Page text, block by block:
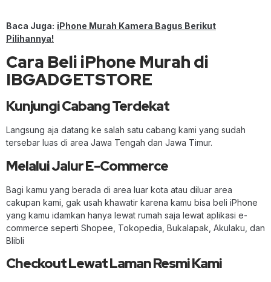
Baca Juga: iPhone Murah Kamera Bagus Berikut
Pilihannya!
Cara Beli iPhone Murah di
IBGADGETSTORE
Kunjungi Cabang Terdekat
Langsung aja datang ke salah satu cabang kami yang sudah
tersebar luas di area Jawa Tengah dan Jawa Timur.
Melalui Jalur E-Commerce
Bagi kamu yang berada di area luar kota atau diluar area
cakupan kami, gak usah khawatir karena kamu bisa beli iPhone
yang kamu idamkan hanya lewat rumah saja lewat aplikasi e-
commerce seperti Shopee, Tokopedia, Bukalapak, Akulaku, dan
Blibli
Checkout Lewat Laman Resmi Kami